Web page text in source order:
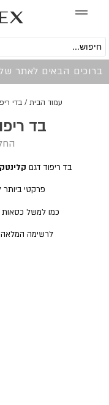
ברוכים הבאים לאתר של EROTEX!
עמוד הבית /בדי
בד
בד ריפוד דגם
פרקטי ביותר
כמו למשל כסאות
לרשימה